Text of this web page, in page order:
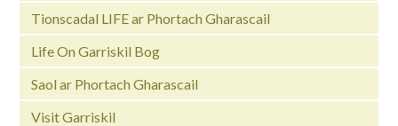
Tionscadal LIFE ar Phortach Gharascail
Life On Garriskil Bog
Saol ar Phortach Gharascail
Visit Garriskil